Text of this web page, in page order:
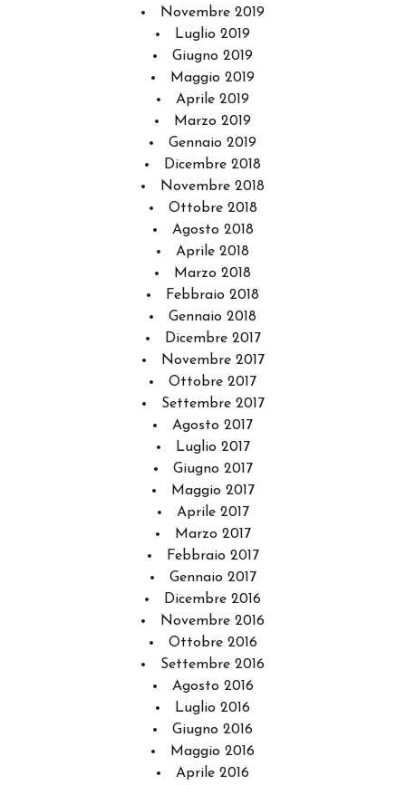
Novembre 2019
Luglio 2019
Giugno 2019
Maggio 2019
Aprile 2019
Marzo 2019
Gennaio 2019
Dicembre 2018
Novembre 2018
Ottobre 2018
Agosto 2018
Aprile 2018
Marzo 2018
Febbraio 2018
Gennaio 2018
Dicembre 2017
Novembre 2017
Ottobre 2017
Settembre 2017
Agosto 2017
Luglio 2017
Giugno 2017
Maggio 2017
Aprile 2017
Marzo 2017
Febbraio 2017
Gennaio 2017
Dicembre 2016
Novembre 2016
Ottobre 2016
Settembre 2016
Agosto 2016
Luglio 2016
Giugno 2016
Maggio 2016
Aprile 2016